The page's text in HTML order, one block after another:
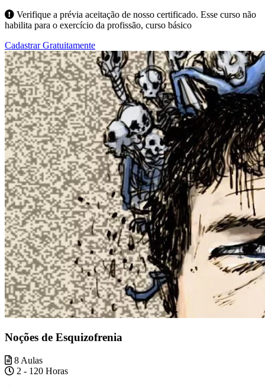
Verifique a prévia aceitação de nosso certificado. Esse curso não
habilita para o exercício da profissão, curso básico
Cadastrar Gratuitamente
Noções de Esquizofrenia
8 Aulas
2 - 120 Horas